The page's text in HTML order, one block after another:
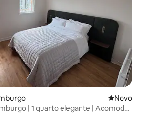
Novo
Novo
| 1 quarto elegante | Acomoda